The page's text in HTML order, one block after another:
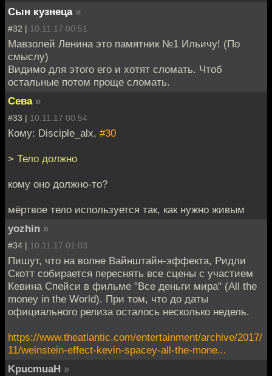
Сын кузнеца »
#32 | 10.11.17 00:51
Мавзолей Ленина это памятник №1 Ильичу! (По
смыслу)
Видимо для этого его и хотят сломать. Чтоб
остальные потом проще сломать.
Сева »
#33 | 10.11.17 00:54
Кому: Disciple_alx, #30
> Тело должно
кому оно должно-то?
мёртвое тело используется так, как нужно живым
yozhin »
#34 | 10.11.17 01:03
Пишут, что на волне Вайнштайн-эффекта, Ридли
Скотт собирается переснять все сцены с участием
Кевина Спейси в фильме "Все деньги мира" (All the
money in the World). При том, что до даты
официального релиза осталось несколько недель.
https://www.theatlantic.com/entertainment/archive/2017/
11/weinstein-effect-kevin-spacey-all-the-mone...
KpucmuaH »